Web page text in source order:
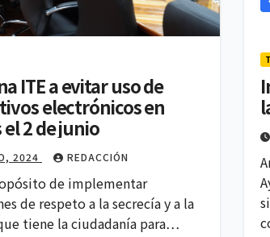
ITE a evitar uso de
electrónicos en
el 2 de junio
2024 REDACCIÓN
de implementar
de respeto a la secrecía y a la
tiene la ciudadanía para…
POLITICA
Lidera Ana
Rivera las
preferencias
Morena en
4 AGOSTO, 2026